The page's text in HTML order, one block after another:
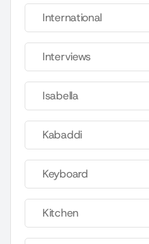
International
Interviews
Isabella
Kabaddi
Keyboard
Kitchen